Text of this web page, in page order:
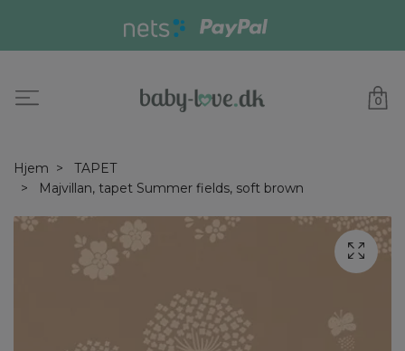
0
Hjem
TAPET
Majvillan, tapet Summer fields, soft brown